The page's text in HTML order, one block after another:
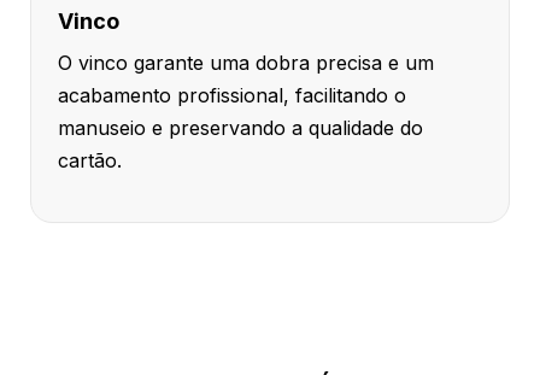
Vinco
O vinco garante uma dobra precisa e um
acabamento profissional, facilitando o
manuseio e preservando a qualidade do
cartão.